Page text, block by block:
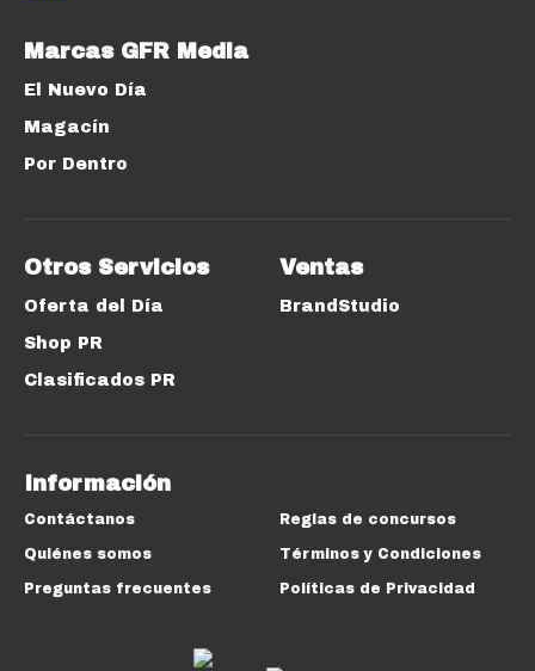
Marcas GFR Media
El Nuevo Día
Magacín
Por Dentro
Otros Servicios
Oferta del Día
Shop PR
Clasificados PR
Ventas
BrandStudio
Información
Contáctanos
Quiénes somos
Preguntas frecuentes
Reglas de concursos
Términos y Condiciones
Políticas de Privacidad